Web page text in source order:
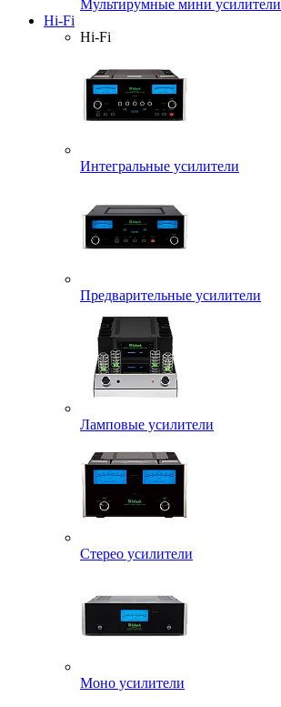
Мультирумные мини усилители
Hi-Fi
Hi-Fi
Интегральные усилители
Предварительные усилители
Ламповые усилители
Стерео усилители
Моно усилители